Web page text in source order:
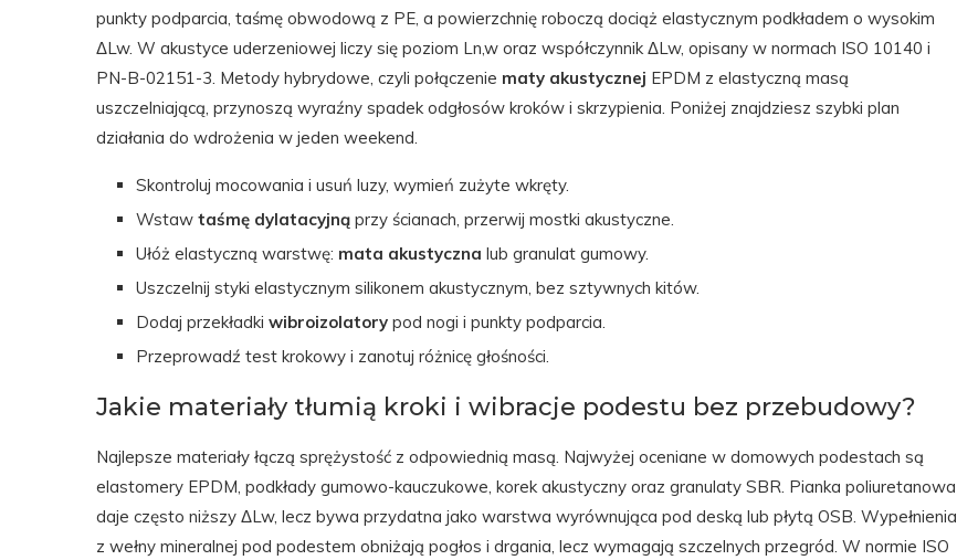
punkty podparcia, taśmę obwodową z PE, a powierzchnię roboczą dociąż elastycznym podkładem o wysokim
ΔLw. W akustyce uderzeniowej liczy się poziom Ln,w oraz współczynnik ΔLw, opisany w normach ISO 10140 i
PN-B-02151-3. Metody hybrydowe, czyli połączenie maty akustycznej EPDM z elastyczną masą
uszczelniającą, przynoszą wyraźny spadek odgłosów kroków i skrzypienia. Poniżej znajdziesz szybki plan
działania do wdrożenia w jeden weekend.
Skontroluj mocowania i usuń luzy, wymień zużyte wkręty.
Wstaw taśmę dylatacyjną przy ścianach, przerwij mostki akustyczne.
Ułóż elastyczną warstwę: mata akustyczna lub granulat gumowy.
Uszczelnij styki elastycznym silikonem akustycznym, bez sztywnych kitów.
Dodaj przekładki wibroizolatory pod nogi i punkty podparcia.
Przeprowadź test krokowy i zanotuj różnicę głośności.
Jakie materiały tłumią kroki i wibracje podestu bez przebudowy?
Najlepsze materiały łączą sprężystość z odpowiednią masą. Najwyżej oceniane w domowych podestach są
elastomery EPDM, podkłady gumowo-kauczukowe, korek akustyczny oraz granulaty SBR. Pianka poliuretanowa
daje często niższy ΔLw, lecz bywa przydatna jako warstwa wyrównująca pod deską lub płytą OSB. Wypełnienia
z wełny mineralnej pod podestem obniżają pogłos i drgania, lecz wymagają szczelnych przegród. W normie ISO